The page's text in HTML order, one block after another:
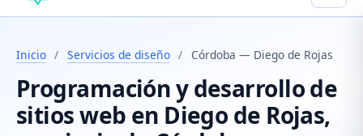
Inicio / Servicios de diseño / Córdoba — Diego de Rojas
Programación y desarrollo de
sitios web en Diego de Rojas,